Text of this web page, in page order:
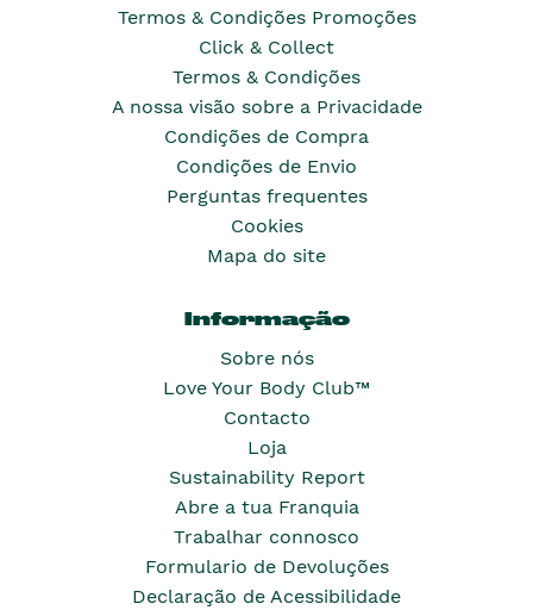
Termos & Condições Promoções
Click & Collect
Termos & Condições
A nossa visão sobre a Privacidade
Condições de Compra
Condições de Envio
Perguntas frequentes
Cookies
Mapa do site
Informação
Sobre nós
Love Your Body Club™
Contacto
Loja
Sustainability Report
Abre a tua Franquia
Trabalhar connosco
Formulario de Devoluções
Declaração de Acessibilidade